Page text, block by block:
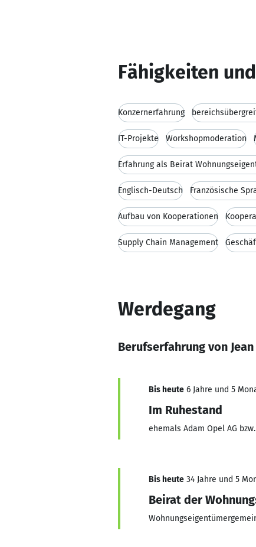
Fähigkeiten
Konzernerfahrung
IT-Projekte Workshopmoderation
Englisch-Deutsch Französische
Aufbau von Kooperationen
Supply Chain Management
Werdegang
Berufserfahrung von
Bis heute 6 Jahre und 5
Im Ruhestand
ehemals Adam Opel AG
Bis heute 34 Jahre und 5
Beirat der